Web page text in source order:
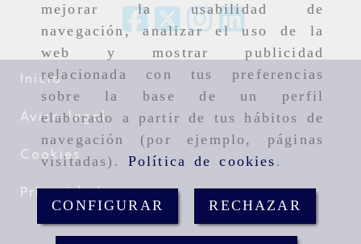
mejorar la usabilidad de
navegación, analizar el uso de la
web y mostrar publicidad
relacionada con tus preferencias
sobre la base de un perfil
elaborado a partir de tus hábitos de
navegación (por ejemplo, páginas
visitadas). Política de cookies .
CONFIGURAR RECHAZAR
Inicio
Aviso legal
Cookies
Privacidad